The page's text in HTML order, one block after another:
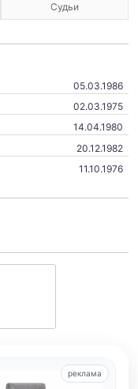
Судьи
05.03.1986
02.03.1975
14.04.1980
20.12.1982
11.10.1976
реклама